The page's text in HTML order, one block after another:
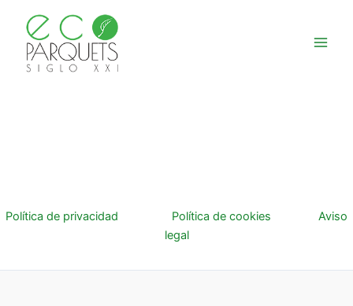
contenido
Política de privacidad Política de cookies Aviso
legal